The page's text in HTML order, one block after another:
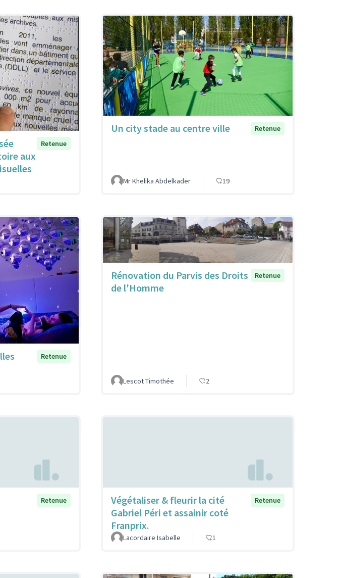
aux
Retenue
Un city stade au centre ville Retenue
Mr Khelika Abdelkader 19
Retenue
Rénovation du Parvis des Droits
de l'Homme
Retenue
Lescot Timothée 2
Retenue
Végétaliser & fleurir la cité
Gabriel Péri et assainir coté
Franprix.
Retenue
Lacordaire Isabelle 1